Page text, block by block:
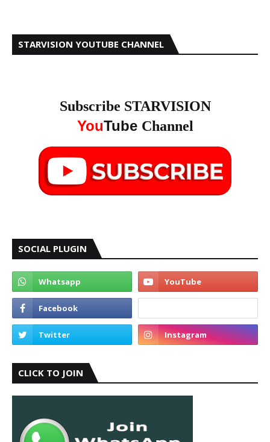
STARVISION YOUTUBE CHANNEL
Subscribe STARVISION
YouTube Channel
SOCIAL PLUGIN
CLICK TO JOIN